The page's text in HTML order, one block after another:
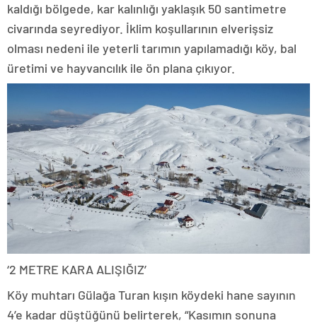
kaldığı bölgede, kar kalınlığı yaklaşık 50 santimetre
civarında seyrediyor. İklim koşullarının elverişsiz
olması nedeni ile yeterli tarımın yapılamadığı köy, bal
üretimi ve hayvancılık ile ön plana çıkıyor.
‘2 METRE KARA ALIŞIĞIZ’
Köy muhtarı Gülağa Turan kışın köydeki hane sayının
4’e kadar düştüğünü belirterek, “Kasımın sonuna